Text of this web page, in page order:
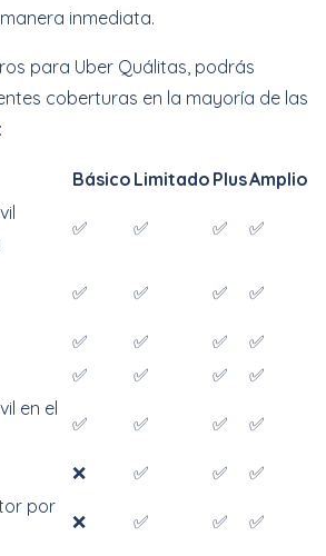
inmediata.
para Uber Quálitas, podrás
coberturas en la mayoría de las
Básico Limitado PlusAmplio
✅ ✅ ✅ ✅
✅ ✅ ✅ ✅
✅ ✅ ✅
✅
✅ ✅ ✅
✅
en el
✅ ✅ ✅ ✅
❌ ✅ ✅
✅
por
❌ ✅ ✅ ✅